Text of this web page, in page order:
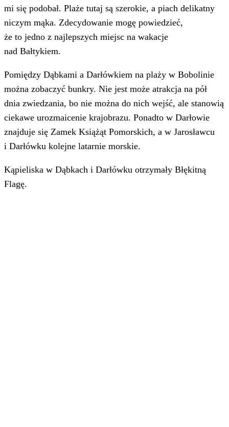
mi się podobał. Plaże tutaj są szerokie, a piach delikatny
niczym mąka. Zdecydowanie mogę powiedzieć,
że to jedno z najlepszych miejsc na wakacje
nad Bałtykiem.
Pomiędzy Dąbkami a Darłówkiem na plaży w Bobolinie
można zobaczyć bunkry. Nie jest może atrakcja na pół
dnia zwiedzania, bo nie można do nich wejść, ale stanowią
ciekawe urozmaicenie krajobrazu. Ponadto w Darłowie
znajduje się Zamek Książąt Pomorskich, a w Jarosławcu
i Darłówku kolejne latarnie morskie.
Kąpieliska w Dąbkach i Darłówku otrzymały Błękitną
Flagę.